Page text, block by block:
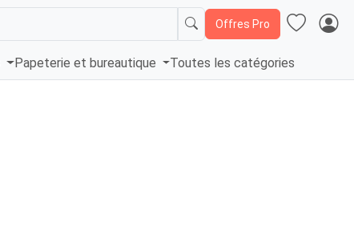
Offres Pro
Papeterie et bureautique Toutes les catégories